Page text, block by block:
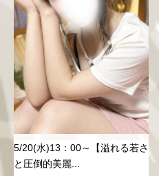
5/20(水)13：00～【溢れる若さ
と圧倒的美麗...